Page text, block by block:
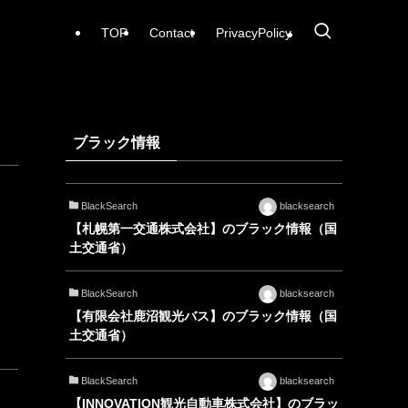
TOP Contact PrivacyPolicy
ブラック情報
BlackSearch blacksearch
【札幌第一交通株式会社】のブラック情報（国
土交通省）
BlackSearch blacksearch
【有限会社鹿沼観光バス】のブラック情報（国
土交通省）
BlackSearch blacksearch
【INNOVATION観光自動車株式会社】のブラッ